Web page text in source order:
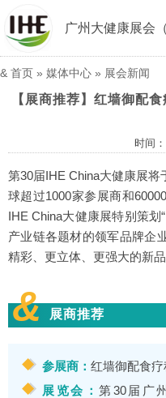
广州大健康展会
& 首页 » 媒体中心 » 展会新闻
【展商推荐】红墙御配
时间：
第30届IHE China大健康展
球超过1000家参展商和
IHE China大健康展特别策划
产业链各题材的领军品牌企
精彩、更立体、更强大的新
& 展商推荐
参展商： 红墙御配食
展览会： 第30届广